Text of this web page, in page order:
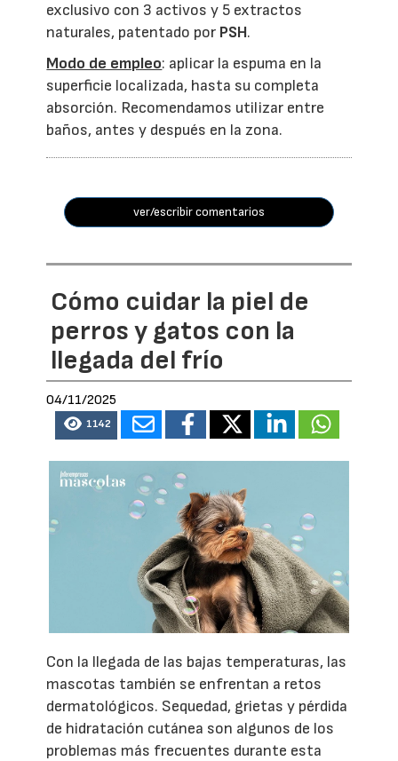
exclusivo con 3 activos y 5 extractos
naturales, patentado por PSH.
Modo de empleo: aplicar la espuma en la
superficie localizada, hasta su completa
absorción. Recomendamos utilizar entre
baños, antes y después en la zona.
ver/escribir comentarios
Cómo cuidar la piel de
perros y gatos con la
llegada del frío
04/11/2025
1142
Con la llegada de las bajas temperaturas, las
mascotas también se enfrentan a retos
dermatológicos. Sequedad, grietas y pérdida
de hidratación cutánea son algunos de los
problemas más frecuentes durante esta